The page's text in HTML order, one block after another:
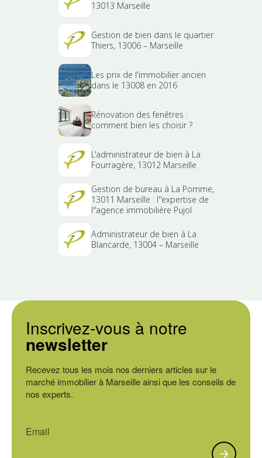
13013 Marseille
Gestion de bien dans le quartier
Thiers, 13006 – Marseille
Les prix de l'immobilier ancien
dans le 13008 en 2016
Rénovation des fenêtres :
comment bien les choisir ?
L'administrateur de bien à La
Fourragère, 13012 Marseille
Gestion de bureau à La Pomme,
13011 Marseille : l''expertise de
l''agence immobilière Pujol
Administrateur de bien à La
Blancarde, 13004 – Marseille
Inscrivez-vous à notre
newsletter
Recevez tous les mois nos derniers articles sur le
marché immobilier à Marseille ainsi que les conseils de
nos experts.